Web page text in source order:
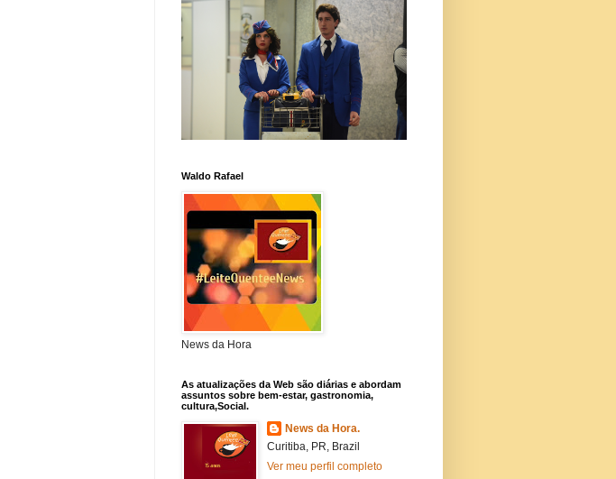
Waldo Rafael
News da Hora
As atualizações da Web são diárias e abordam
assuntos sobre bem-estar, gastronomia,
cultura,Social.
News da Hora.
Curitiba, PR, Brazil
Ver meu perfil completo